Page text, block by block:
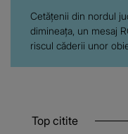
Cetăţenii din nordul
dimineaţa, un mesaj
riscul căderii unor
Top citite